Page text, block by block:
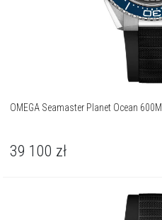
OMEGA Seamaster Planet Ocean 600M
39 100 zł